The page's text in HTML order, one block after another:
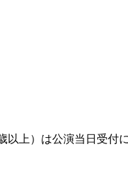
以上）は公演当日受付